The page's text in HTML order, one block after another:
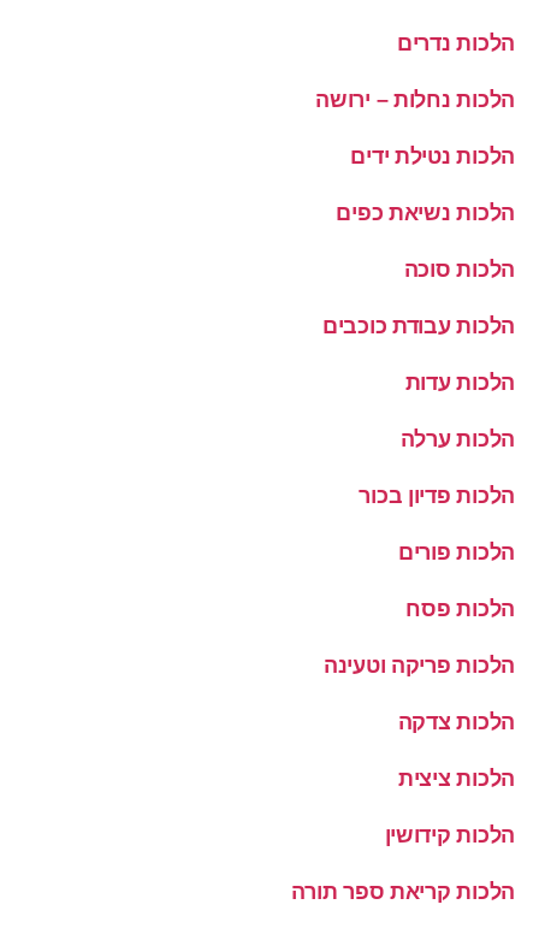
הלכות נדרים
הלכות נחלות – ירושה
הלכות נטילת ידים
הלכות נשיאת כפים
הלכות סוכה
הלכות עבודת כוכבים
הלכות עדות
הלכות ערלה
הלכות פדיון בכור
הלכות פורים
הלכות פסח
הלכות פריקה וטעינה
הלכות צדקה
הלכות ציצית
הלכות קידושין
הלכות קריאת ספר תורה